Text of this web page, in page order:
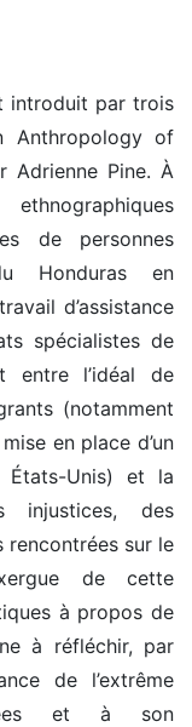
introduit par trois
Anthropology of
Adrienne Pine. À
de personnes
Honduras en
d’assistance
spécialistes de
entre l’idéal de
(notamment
en place d’un
États-Unis) et la
injustices, des
rencontrées sur le
de cette
à propos de
à réfléchir, par
de l’extrême
et à son